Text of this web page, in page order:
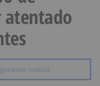
noticia